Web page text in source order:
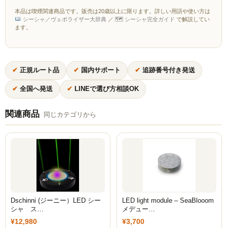
DOTMOD
Arizer
Tinymight
Dynavap
Dynavap本体
Dynavapパーツ
IH
グラインダー
Simrell Collection
HIGHER LEVEL
Futo
本品は喫煙関連商品です。販売は20歳以上に限ります。詳しい用語や使い方は
シーシャ／ヴェポライザー大辞典 ／🗺 シーシャ完全ガイド で解説してい
ます。
✔ 正規ルート品 ✔ 国内サポート ✔ 追跡番号付き発送
✔ 全国へ発送 ✔ LINEで選び方相談OK
関連商品 同じカテゴリから
Dschinni (ジーニー）LED シー
シャ ス…
¥12,980
LED light module – SeaBlooom
メデュー…
¥3,700